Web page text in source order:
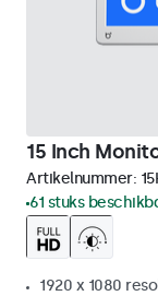
15 Inch
Artikelnummer:
61 stuks
1920 x 1080